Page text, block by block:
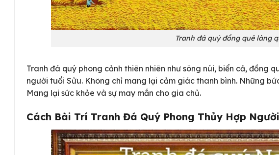
Tranh đá quý đồng quê làng
Tranh đá quý phong cảnh thiên nhiên như sông núi, biển cả, đồng
người tuổi Sửu. Không chỉ mang lại cảm giác thanh bình. Những
Mang lại sức khỏe và sự may mắn cho gia chủ.
Cách Bài Trí Tranh Đá Quý Phong Thủy Hợp